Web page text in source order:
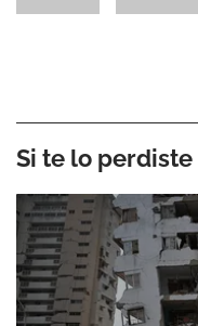
Si te lo perdiste